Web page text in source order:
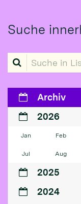
Suche
Suche in Liste
Archiv
2026
Jan Feb
Jul Aug
2025
2024